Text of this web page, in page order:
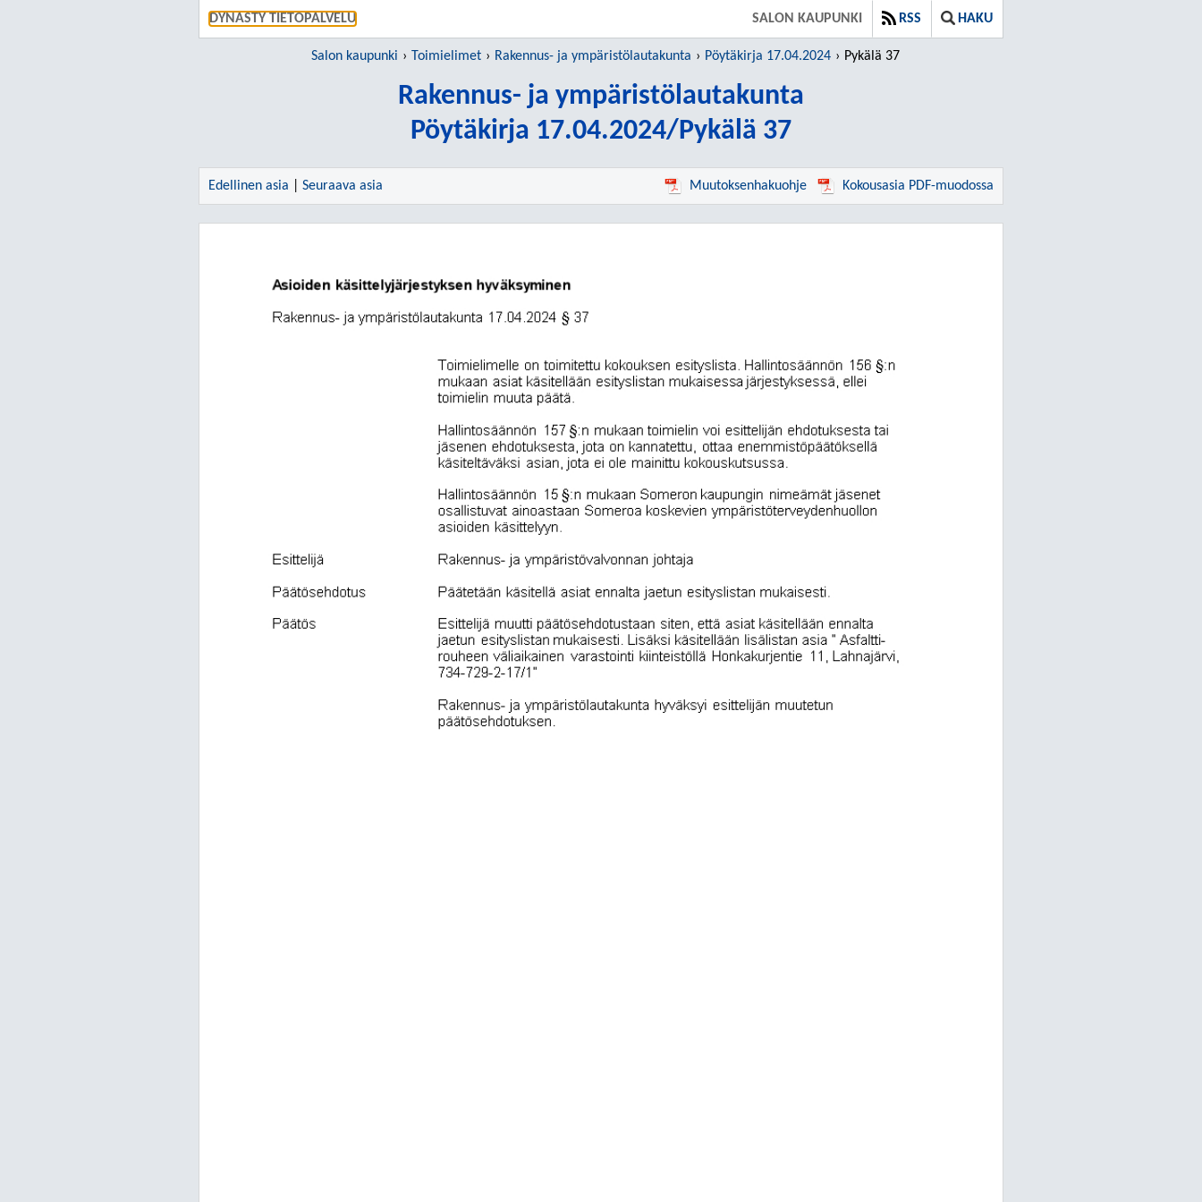
DYNASTY TIETOPALVELU SALON KAUPUNKI RSS HAKU
Salon kaupunki Toimielimet Rakennus- ja ympäristölautakunta Pöytäkirja 17.04.2024 Pykälä 37
Rakennus- ja ympäristölautakunta
Pöytäkirja 17.04.2024/Pykälä 37
Edellinen asia Seuraava asia Muutoksenhakuohje Kokousasia PDF-muodossa